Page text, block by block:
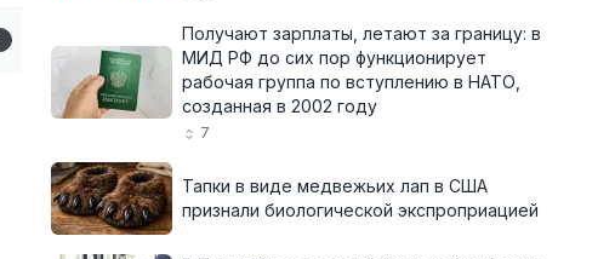
Получают зарплаты, летают за границу: в
МИД РФ до сих пор функционирует
рабочая группа по вступлению в НАТО,
созданная в 2002 году
7
Тапки в виде медвежьих лап в США
признали биологической экспроприацией